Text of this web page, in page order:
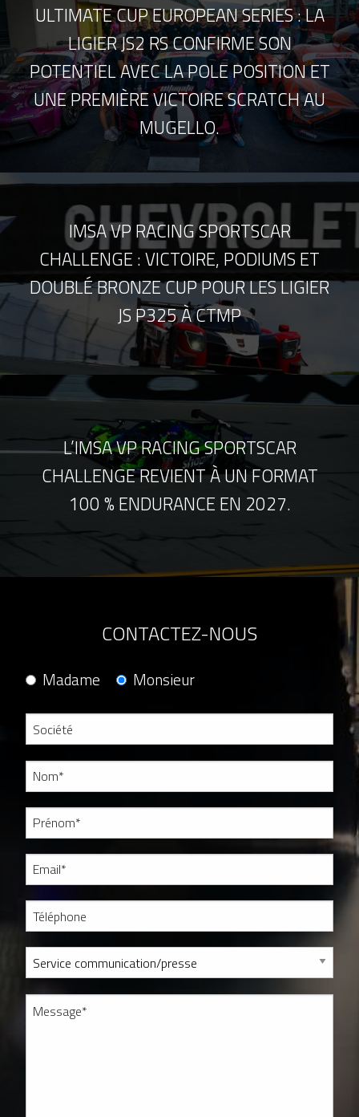
ULTIMATE CUP EUROPEAN SERIES : LA
LIGIER JS2 RS CONFIRME SON
POTENTIEL AVEC LA POLE POSITION ET
UNE PREMIÈRE VICTOIRE SCRATCH AU
MUGELLO.
IMSA VP RACING SPORTSCAR
CHALLENGE : VICTOIRE, PODIUMS ET
DOUBLÉ BRONZE CUP POUR LES LIGIER
JS P325 À CTMP
L’IMSA VP RACING SPORTSCAR
CHALLENGE REVIENT À UN FORMAT
100 % ENDURANCE EN 2027.
CONTACTEZ-NOUS
Madame Monsieur